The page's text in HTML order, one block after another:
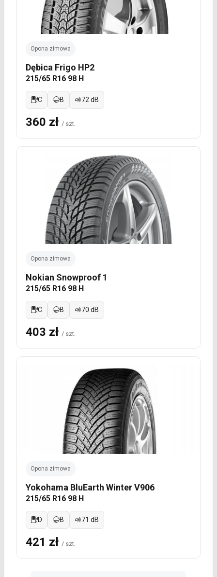
Opona zimowa
Dębica Frigo HP2
215/65 R16 98 H
C B 72 dB
360 zł / szt.
Opona zimowa
Nokian Snowproof 1
215/65 R16 98 H
C B 70 dB
403 zł / szt.
Opona zimowa
Yokohama BluEarth Winter V906
215/65 R16 98 H
D B 71 dB
421 zł / szt.